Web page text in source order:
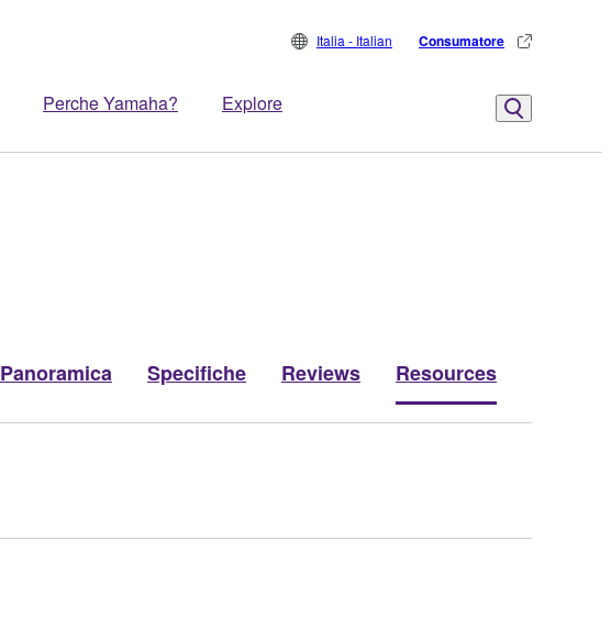
Perche Yamaha? Explore
Italia - Italian Consumatore
Panoramica Specifiche Reviews Resources